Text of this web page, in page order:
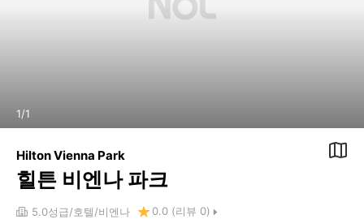
1/1
Hilton Vienna Park
힐튼 비엔나 파크
5.0성급 호텔 비엔나 0.0 (리뷰 0)